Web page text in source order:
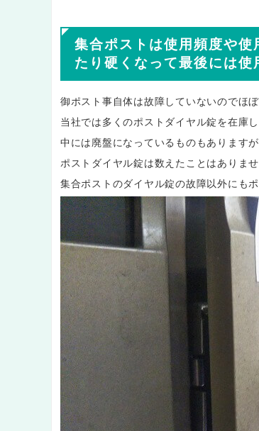
集合ポストは使用頻度や
たり硬くなって最後には使
御ポスト事自体は故障していないのでほ
当社では多くのポストダイヤル錠を在庫
中には廃盤になっているものもあります
ポストダイヤル錠は数えたことはありま
集合ポストのダイヤル錠の故障以外にも